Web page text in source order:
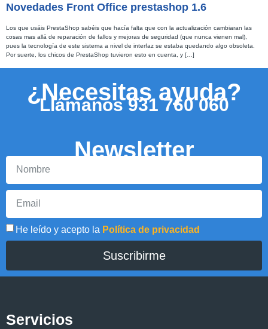
Novedades Front Office prestashop 1.6
Los que usáis PrestaShop sabéis que hacía falta que con la actualización cambiaran las
cosas mas allá de reparación de fallos y mejoras de seguridad (que nunca vienen mal),
pues la tecnología de este sistema a nivel de interfaz se estaba quedando algo obsoleta.
Por suerte, los chicos de PrestaShop tuvieron esto en cuenta, y […]
¿Necesitas ayuda?
Llámanos931 760 060
Newsletter
He leído y acepto la Política de privacidad
Suscribirme
Servicios